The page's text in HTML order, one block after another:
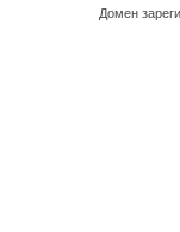
Домен